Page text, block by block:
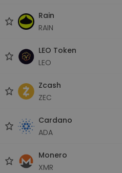
Rain
RAIN
LEO Token
LEO
Zcash
ZEC
Cardano
ADA
Monero
XMR